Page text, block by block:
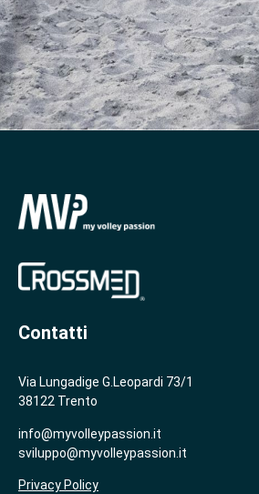
Contatti
Via Lungadige G.Leopardi 73/1
38122 Trento
info@myvolleypassion.it
sviluppo@myvolleypassion.it
Privacy Policy